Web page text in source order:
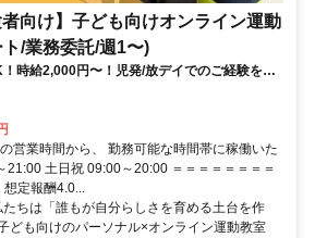
者向け】子ども向けオンライン運動
/業務委託/週1〜)
時給2,000円〜！児発/放デイでのご経験を活
子どもを支援できるお仕事です◎
営業時間から、 勤務可能な時間帯に稼働いた
21:00 土日祝 09:00～20:00 ＝＝＝＝＝＝＝＝
定報酬4.0...
ちは「誰もが自分らしさを育める土台を作
ども向けのパーソナル×オンライン運動教室